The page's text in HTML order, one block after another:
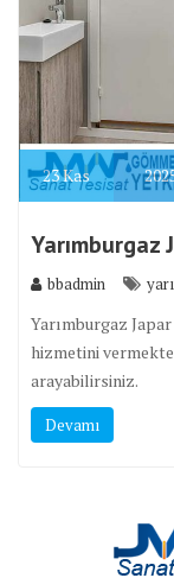
23Kas
Yarımburgaz
bbadmin
Yarımburgaz
hizmetini
arayabilirsiniz.
Devamı